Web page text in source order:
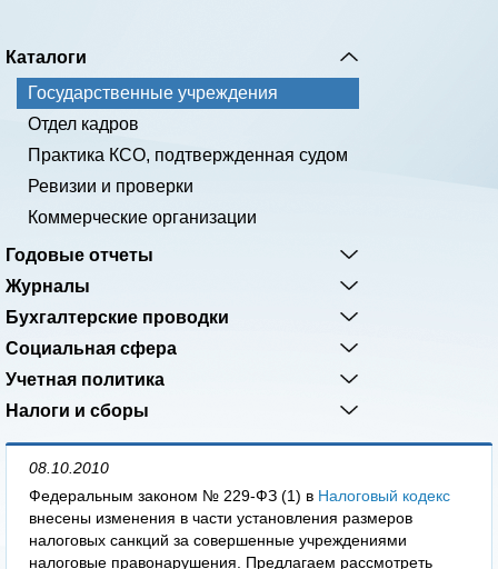
Каталоги
Государственные учреждения
Отдел кадров
Практика КСО, подтвержденная судом
Ревизии и проверки
Коммерческие организации
Годовые отчеты
Журналы
Бухгалтерские проводки
Социальная сфера
Учетная политика
Налоги и сборы
08.10.2010
Федеральным законом № 229-ФЗ (1) в Налоговый кодекс
внесены изменения в части установления размеров
налоговых санкций за совершенные учреждениями
налоговые правонарушения. Предлагаем рассмотреть